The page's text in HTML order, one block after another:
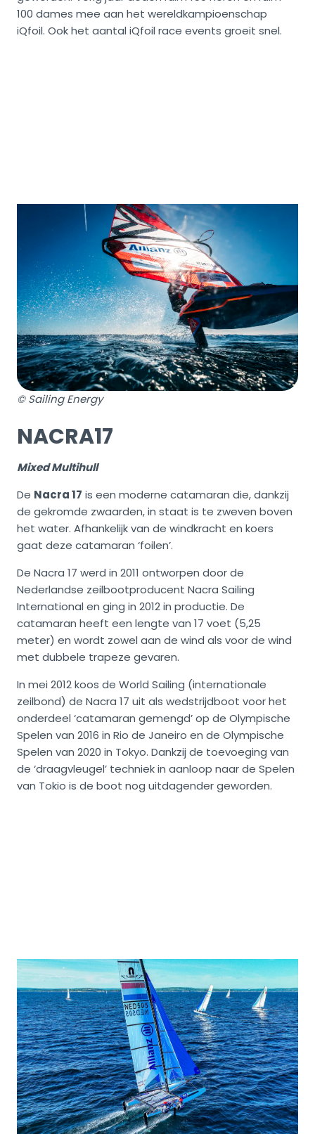
100 dames mee aan het wereldkampioenschap
iQfoil. Ook het aantal iQfoil race events groeit snel.
© Sailing Energy
NACRA17
Mixed Multihull
De Nacra 17 is een moderne catamaran die, dankzij
de gekromde zwaarden, in staat is te zweven boven
het water. Afhankelijk van de windkracht en koers
gaat deze catamaran ‘foilen’.
De Nacra 17 werd in 2011 ontworpen door de
Nederlandse zeilbootproducent Nacra Sailing
International en ging in 2012 in productie. De
catamaran heeft een lengte van 17 voet (5,25
meter) en wordt zowel aan de wind als voor de wind
met dubbele trapeze gevaren.
In mei 2012 koos de World Sailing (internationale
zeilbond) de Nacra 17 uit als wedstrijdboot voor het
onderdeel ‘catamaran gemengd’ op de Olympische
Spelen van 2016 in Rio de Janeiro en de Olympische
Spelen van 2020 in Tokyo. Dankzij de toevoeging van
de ‘draagvleugel’ techniek in aanloop naar de Spelen
van Tokio is de boot nog uitdagender geworden.